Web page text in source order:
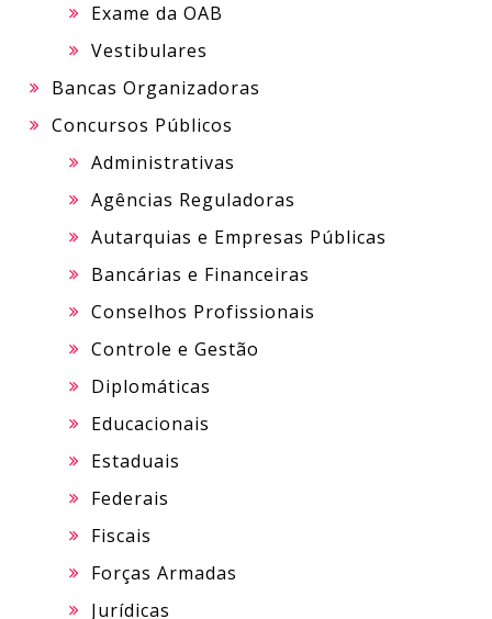
Exame da OAB
Vestibulares
Bancas Organizadoras
Concursos Públicos
Administrativas
Agências Reguladoras
Autarquias e Empresas Públicas
Bancárias e Financeiras
Conselhos Profissionais
Controle e Gestão
Diplomáticas
Educacionais
Estaduais
Federais
Fiscais
Forças Armadas
Jurídicas